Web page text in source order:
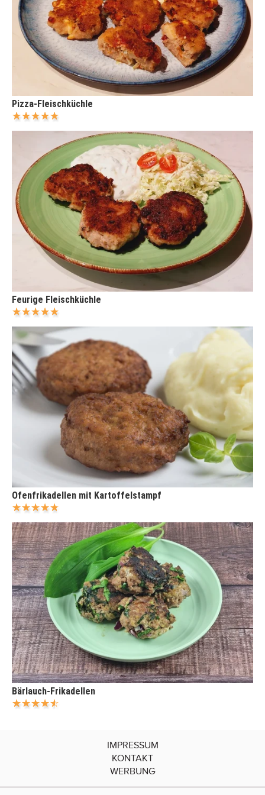
Pizza-Fleischküchle
Feurige Fleischküchle
Ofenfrikadellen mit Kartoffelstampf
Bärlauch-Frikadellen
IMPRESSUM
KONTAKT
WERBUNG